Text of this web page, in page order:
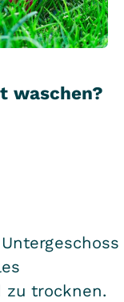
waschen?
zu trocknen.